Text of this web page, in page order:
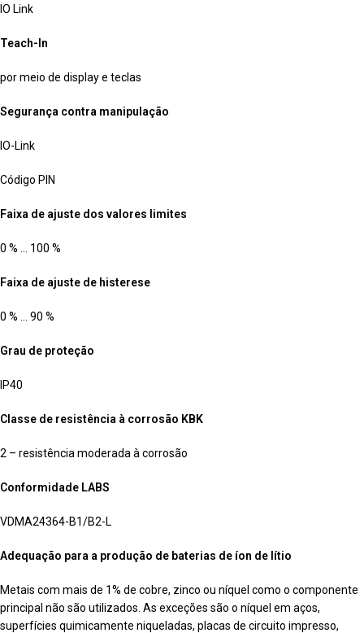
IO Link
Teach-In
por meio de display e teclas
Segurança contra manipulação
IO-Link
Código PIN
Faixa de ajuste dos valores limites
0 % … 100 %
Faixa de ajuste de histerese
0 % … 90 %
Grau de proteção
IP40
Classe de resistência à corrosão KBK
2 – resistência moderada à corrosão
Conformidade LABS
VDMA24364-B1/B2-L
Adequação para a produção de baterias de íon de lítio
Metais com mais de 1% de cobre, zinco ou níquel como o componente
principal não são utilizados. As exceções são o níquel em aços,
superfícies quimicamente niqueladas, placas de circuito impresso,